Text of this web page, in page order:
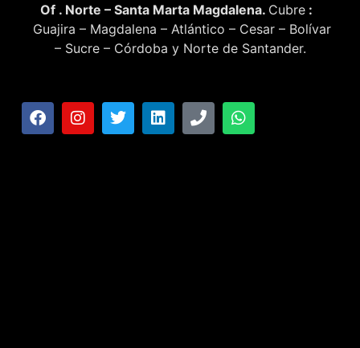
Of . Norte – Santa Marta Magdalena. Cubre :
Guajira – Magdalena – Atlántico – Cesar – Bolívar
– Sucre – Córdoba y Norte de Santander.